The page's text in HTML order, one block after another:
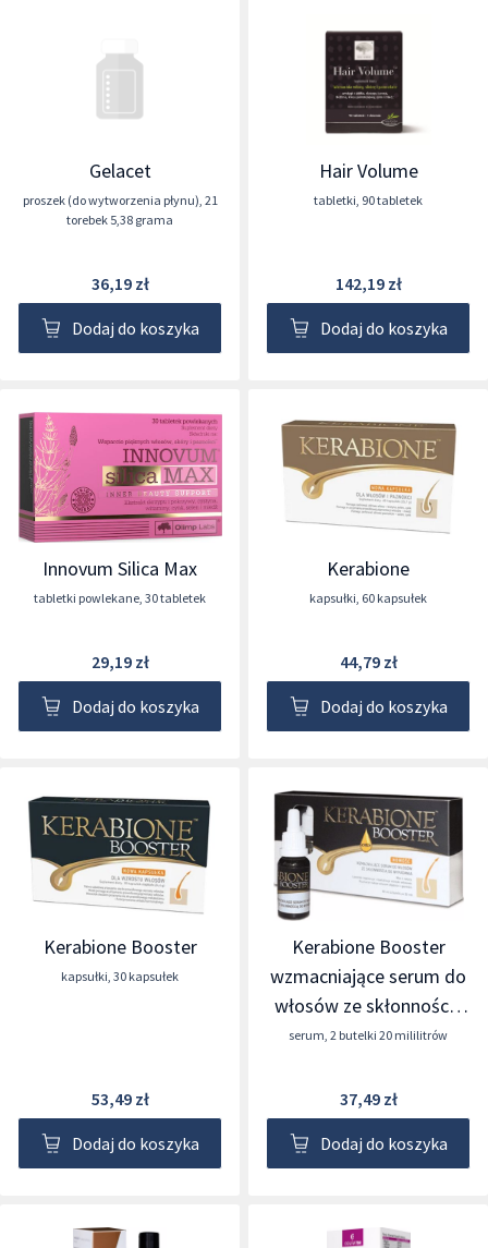
Gelacet
proszek (do wytworzenia płynu), 21
torebek 5,38 grama
36,19 zł
Dodaj do koszyka
Hair Volume
tabletki, 90 tabletek
142,19 zł
Dodaj do koszyka
Innovum Silica Max
tabletki powlekane, 30 tabletek
29,19 zł
Dodaj do koszyka
Kerabione
kapsułki, 60 kapsułek
44,79 zł
Dodaj do koszyka
Kerabione Booster
kapsułki, 30 kapsułek
53,49 zł
Dodaj do koszyka
Kerabione Booster
wzmacniające serum do
włosów ze skłonnością
do wypadania
serum, 2 butelki 20 mililitrów
37,49 zł
Dodaj do koszyka